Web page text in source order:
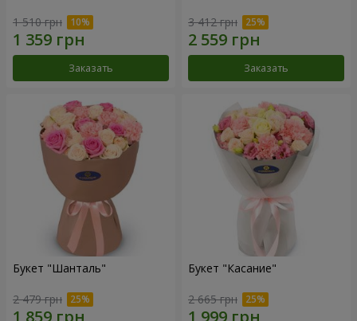
1 510 грн
Заказать
3 412 грн
Заказать
Букет "Шанталь"
2 479 грн
Букет "Касание"
2 665 грн